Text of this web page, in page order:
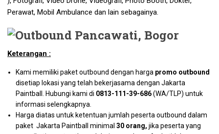
Perawat, Mobil Ambulance dan lain sebagainya.
Keterangan :
Kami memiliki paket outbound dengan harga promo outbound
disetiap lokasi yang telah bekerjasama dengan Jakarta
Paintball. Hubungi kami di 0813-111-39-686(WA/TLP) untuk
informasi selengkapnya.
Harga diatas untuk ketentuan jumlah peserta outbound dalam
paket Jakarta Paintball minimal 30 orang, jika peserta yang